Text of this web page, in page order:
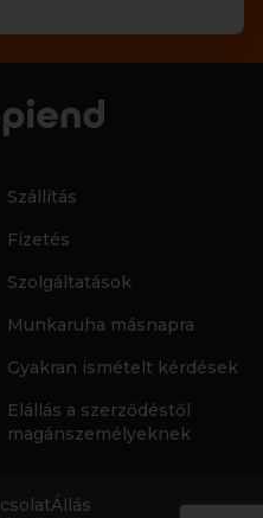
Szállítás
Fizetés
Szolgáltatások
Munkaruha másnapra
Gyakran ismételt kérdések
Elállás a szerződéstől
magánszemélyeknek
Állás